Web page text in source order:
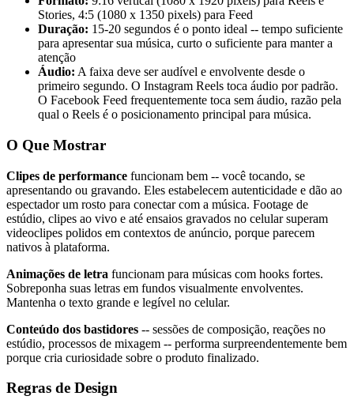
Stories, 4:5 (1080 x 1350 pixels) para Feed
Duração: 15-20 segundos é o ponto ideal -- tempo suficiente
para apresentar sua música, curto o suficiente para manter a
atenção
Áudio: A faixa deve ser audível e envolvente desde o
primeiro segundo. O Instagram Reels toca áudio por padrão.
O Facebook Feed frequentemente toca sem áudio, razão pela
qual o Reels é o posicionamento principal para música.
O Que Mostrar
Clipes de performance funcionam bem -- você tocando, se
apresentando ou gravando. Eles estabelecem autenticidade e dão ao
espectador um rosto para conectar com a música. Footage de
estúdio, clipes ao vivo e até ensaios gravados no celular superam
videoclipes polidos em contextos de anúncio, porque parecem
nativos à plataforma.
Animações de letra funcionam para músicas com hooks fortes.
Sobreponha suas letras em fundos visualmente envolventes.
Mantenha o texto grande e legível no celular.
Conteúdo dos bastidores -- sessões de composição, reações no
estúdio, processos de mixagem -- performa surpreendentemente bem
porque cria curiosidade sobre o produto finalizado.
Regras de Design